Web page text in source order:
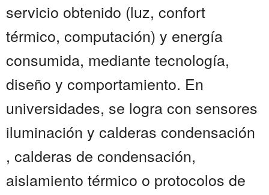
servicio obtenido (luz, confort
térmico, computación) y energía
consumida, mediante tecnología,
diseño y comportamiento. En
universidades, se logra con sensores
iluminación y calderas condensación
, calderas de condensación,
aislamiento térmico o protocolos de